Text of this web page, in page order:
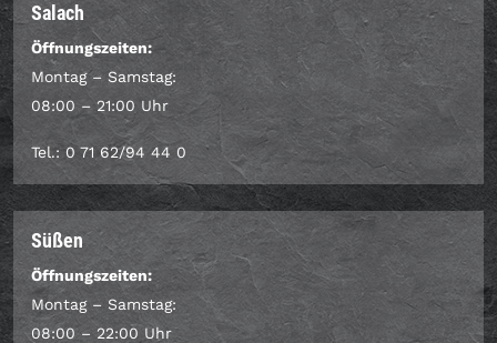
Salach
Öffnungszeiten:
Montag – Samstag:
08:00 – 21:00 Uhr
Tel.: 0 71 62/94 44 0
Süßen
Öffnungszeiten:
Montag – Samstag:
08:00 – 22:00 Uhr